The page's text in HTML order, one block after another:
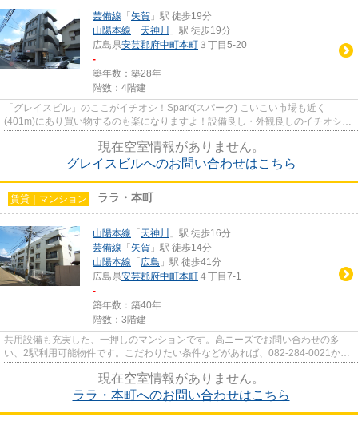
芸備線 「矢賀 」駅 徒歩19分
山陽本線 「天神川
」駅 徒歩19分
広島県安芸郡府中町本町 ３丁目5-20
-
築年数：築28年
階数：4階建
「グレイスビル」のここがイチオシ！Spark(スパーク) こいこい市場も近く
(401m)にあり買い物するのも楽になりますよ！設備良し・外観良しのイチオシの
物件！2駅利用可物件なので、よく...
現在空室情報がありません。
グレイスビルへのお問い合わせはこちら
賃貸｜マンション ララ・本町
山陽本線 「天神川
」駅 徒歩16分
芸備線 「矢賀 」駅 徒歩14分
山陽本線 「広島 」駅 徒歩41分
広島県安芸郡府中町本町 ４丁目7-1
-
築年数：築40年
階数：3階建
共用設備も充実した、一押しのマンションです。高ニーズでお問い合わせの多
い、2駅利用可能物件です。こだわりたい条件などがあれば、082-284-0021から
万栄不動産スタッフまでお伝えく...
現在空室情報がありません。
ララ・本町へのお問い合わせはこちら